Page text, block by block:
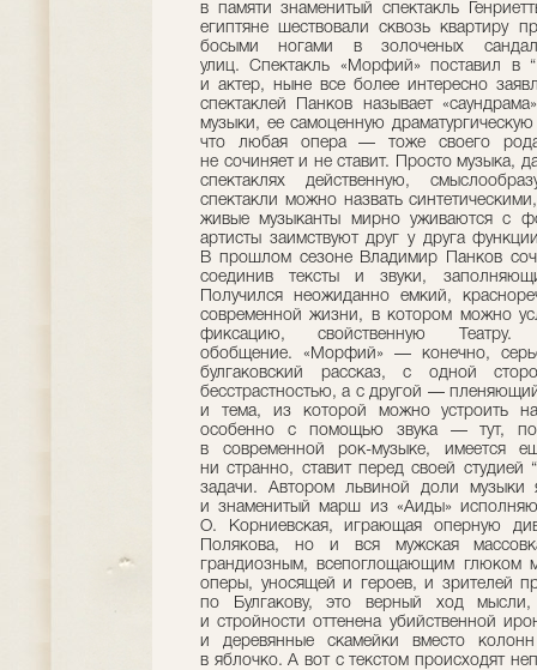
в памяти знаменитый спектакль
египтяне шествовали сквозь квартиру
босыми ногами в золоченых
улиц. Спектакль «Морфий» поставил в
и актер, ныне все более интересно
спектаклей Панков называет
музыки, ее самоценную
что любая опера — тоже своего
не сочиняет и не ставит. Просто музыка,
спектаклях действенную,
спектакли можно назвать
живые музыканты мирно уживаются с
артисты заимствуют друг у друга
В прошлом сезоне Владимир Панков
соединив тексты и звуки,
Получился неожиданно емкий,
современной жизни, в котором можно
фиксацию, свойственную
обобщение. «Морфий» — конечно,
булгаковский рассказ, с одной
бесстрастностью, а с другой —
и тема, из которой можно устроить
особенно с помощью звука — тут,
в современной рок-музыке, имеется
ни странно, ставит перед своей студией
задачи. Автором львиной доли музыки
и знаменитый марш из «Аиды»
О. Корниевская, играющая оперную
Полякова, но и вся мужская
грандиозным, всепоглощающим глюком
оперы, уносящей и героев, и зрителей
по Булгакову, это верный ход
и стройности оттенена убийственной
и деревянные скамейки вместо
в яблочко. А вот с текстом происходят